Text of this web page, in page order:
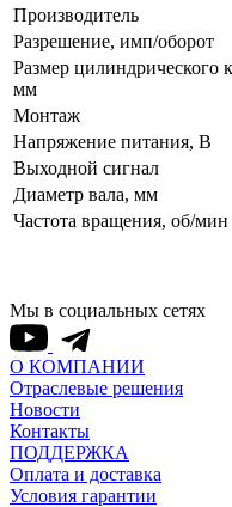
Производитель
Разрешение, имп/оборот
Размер цилиндрического
мм
Монтаж
Напряжение питания, В
Выходной сигнал
Диаметр вала, мм
Частота вращения, об/мин
Мы в социальных сетях
О КОМПАНИИ
Отраслевые решения
Новости
Контакты
ПОДДЕРЖКА
Оплата и доставка
Условия гарантии